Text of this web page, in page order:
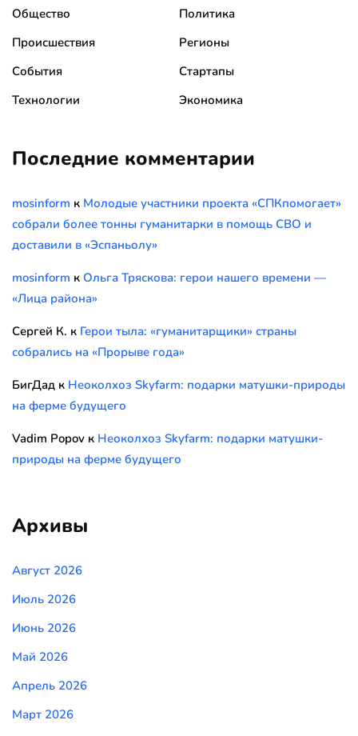
Общество
Политика
Происшествия
Регионы
События
Стартапы
Технологии
Экономика
Последние комментарии
mosinform к Молодые участники проекта «СПКпомогает»
собрали более тонны гуманитарки в помощь СВО и
доставили в «Эспаньолу»
mosinform к Ольга Тряскова: герои нашего времени —
«Лица района»
Сергей К. к Герои тыла: «гуманитарщики» страны
собрались на «Прорыве года»
БигДад к Неоколхоз Skyfarm: подарки матушки-природы
на ферме будущего
Vadim Popov к Неоколхоз Skyfarm: подарки матушки-
природы на ферме будущего
Архивы
Август 2026
Июль 2026
Июнь 2026
Май 2026
Апрель 2026
Март 2026